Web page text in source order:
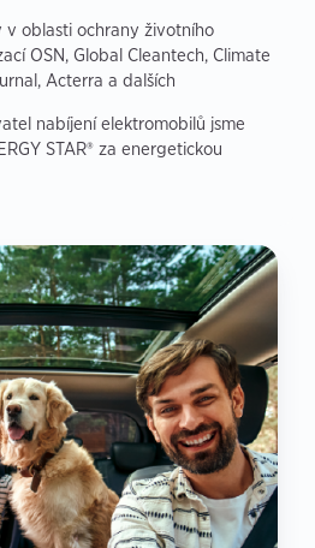
v oblasti ochrany životního
OSN, Global Cleantech, Climate
Acterra a dalších
nabíjení elektromobilů jsme
STAR® za energetickou